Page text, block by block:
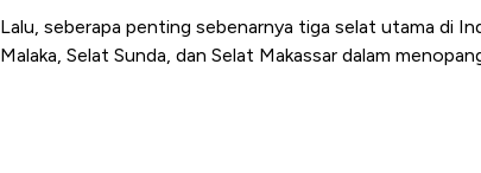
Lalu, seberapa penting sebenarnya tiga selat utama di
Malaka, Selat Sunda, dan Selat Makassar dalam